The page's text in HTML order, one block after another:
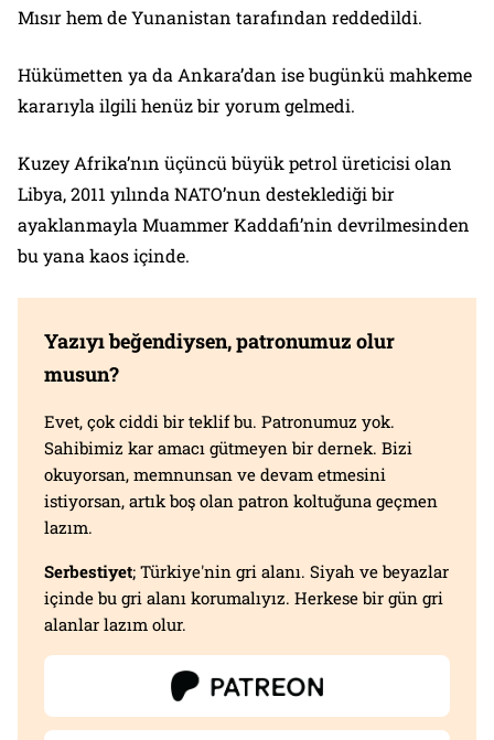
Mısır hem de Yunanistan tarafından reddedildi.
Hükümetten ya da Ankara’dan ise bugünkü mahkeme
kararıyla ilgili henüz bir yorum gelmedi.
Kuzey Afrika’nın üçüncü büyük petrol üreticisi olan
Libya, 2011 yılında NATO’nun desteklediği bir
ayaklanmayla Muammer Kaddafi’nin devrilmesinden
bu yana kaos içinde.
Yazıyı beğendiysen, patronumuz olur
musun?
Evet, çok ciddi bir teklif bu. Patronumuz yok.
Sahibimiz kar amacı gütmeyen bir dernek. Bizi
okuyorsan, memnunsan ve devam etmesini
istiyorsan, artık boş olan patron koltuğuna geçmen
lazım.
Serbestiyet; Türkiye'nin gri alanı. Siyah ve beyazlar
içinde bu gri alanı korumalıyız. Herkese bir gün gri
alanlar lazım olur.